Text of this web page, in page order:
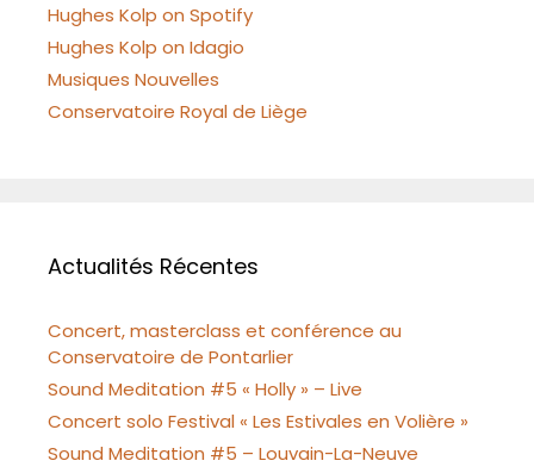
Hughes Kolp on Spotify
Hughes Kolp on Idagio
Musiques Nouvelles
Conservatoire Royal de Liège
Actualités Récentes
Concert, masterclass et conférence au
Conservatoire de Pontarlier
Sound Meditation #5 « Holly » – Live
Concert solo Festival « Les Estivales en Volière »
Sound Meditation #5 – Louvain-La-Neuve